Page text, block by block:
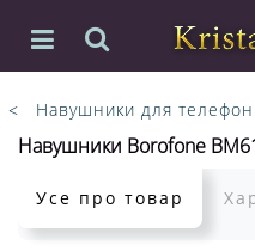
Навушники для
Навушники Borofone
Усе про товар